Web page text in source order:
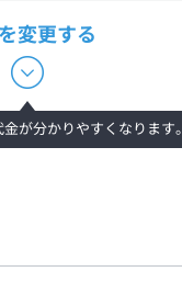
が分かりやすくなります。